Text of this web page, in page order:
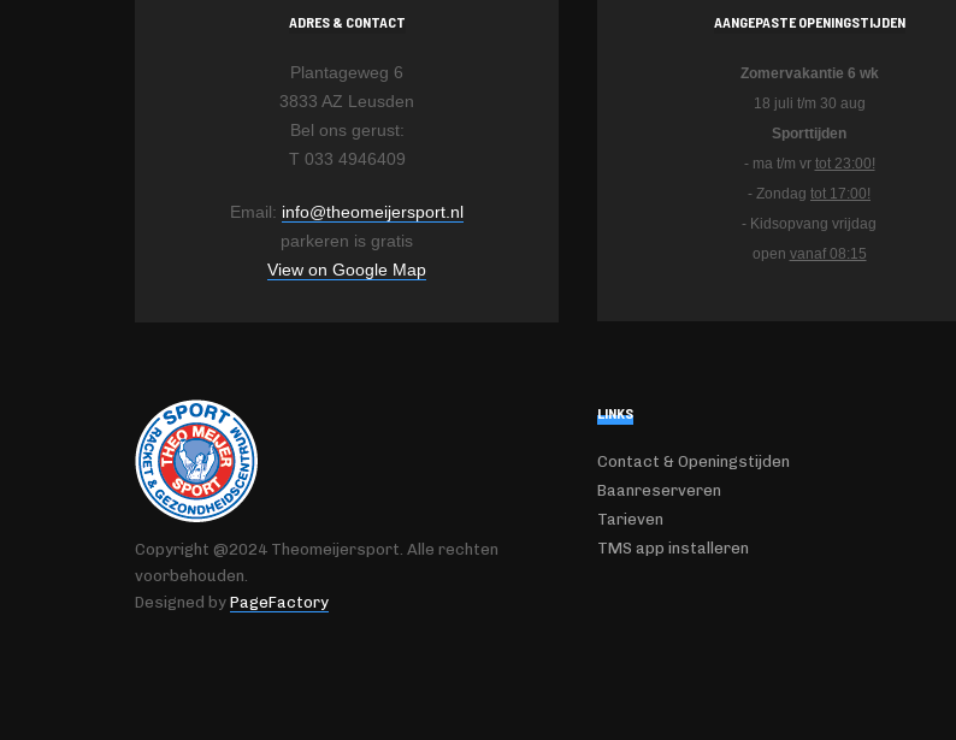
ADRES & CONTACT
Plantageweg 6
3833 AZ Leusden
Bel ons gerust:
T 033 4946409
Email: info@theomeijersport.nl
parkeren is gratis
View on Google Map
AANGEPASTE OPENINGSTIJDEN
Zomervakantie 6 wk
18 juli t/m 30 aug
Sporttijden
- ma t/m vr tot 23:00!
- Zondag tot 17:00!
- Kidsopvang vrijdag
open vanaf 08:15
LINKS
Contact & Openingstijden
Baanreserveren
Tarieven
TMS app installeren
Copyright @2024 Theomeijersport. Alle rechten
voorbehouden.
Designed by PageFactory